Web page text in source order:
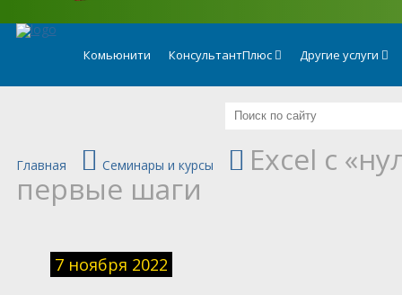
Комьюнити КонсультантПлюс Другие услуги
Главная Семинары и курсы Excel c
первые шаги
7 ноября 2022